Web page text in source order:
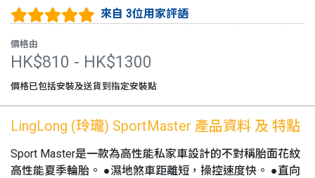
來自 3位用家評語
價格由
HK$810 - HK$1300
價格已包括安裝及送貨到指定安裝點
LingLong (玲瓏) SportMaster 產品資料 及 特點
Sport Master是一款為高性能私家車設計的不對稱胎面花紋
高性能夏季輪胎。 ●濕地煞車距離短，操控速度快。 ●直向